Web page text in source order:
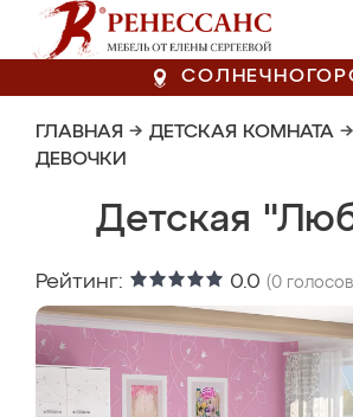
ГЛАВНАЯ → ДЕТСКАЯ КОМНАТА →
ДЕВОЧКИ
Детская
Рейтинг: 0.0 (0